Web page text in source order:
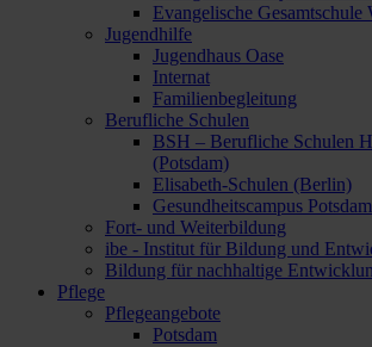
Evangelische Gesamtschule
Jugendhilfe
Jugendhaus Oase
Internat
Familienbegleitung
Berufliche Schulen
BSH – Berufliche Schulen
(Potsdam)
Elisabeth-Schulen (Berlin)
Gesundheitscampus Potsdam
Fort- und Weiterbildung
ibe - Institut für Bildung und
Bildung für nachhaltige
Pflege
Pflegeangebote
Potsdam